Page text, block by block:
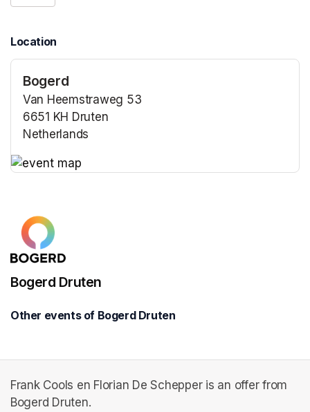
Location
Bogerd
Van Heemstraweg 53
6651 KH Druten
Netherlands
Bogerd Druten
Other events of Bogerd Druten
Frank Cools en Florian De Schepper is an offer from
Bogerd Druten.